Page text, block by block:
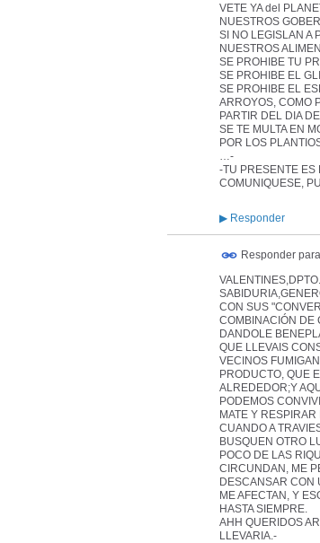
VETE YA del
NUESTROS
SI NO LEGISLAN A
NUESTROS
SE PROHIBE TU
SE PROHIBE EL
SE PROHIBE EL
ARROYOS, COMO
PARTIR DEL DIA
SE TE MULTA EN
POR LOS
…-
-TU PRESENTE ES
COMUNIQUESE,
▶ Responder
Responder para
CON SUS
COMBINACIÓN DE
DANDOLE
QUE LLEVAIS
VECINOS
PRODUCTO, QUE
ALREDEDOR;Y
PODEMOS
MATE Y
CUANDO A
BUSQUEN OTRO
POCO DE LAS
CIRCUNDAN, ME
DESCANSAR CON
ME AFECTAN, Y
HASTA SIEMPRE.
AHH QUERIDOS
LLEVARIA.-